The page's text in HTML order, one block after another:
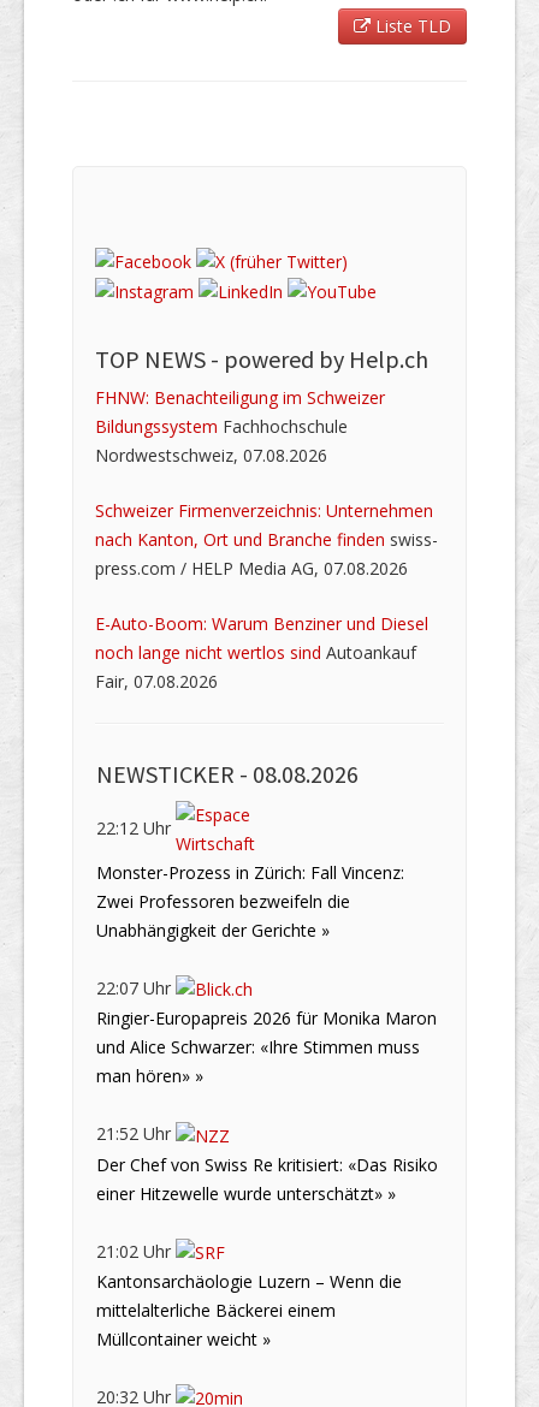
Liste TLD
TOP NEWS - powered by Help.ch
FHNW: Benachteiligung im Schweizer
Bildungssystem Fachhochschule
Nordwestschweiz, 07.08.2026
Schweizer Firmenverzeichnis: Unternehmen
nach Kanton, Ort und Branche finden swiss-
press.com / HELP Media AG, 07.08.2026
E-Auto-Boom: Warum Benziner und Diesel
noch lange nicht wertlos sind Autoankauf
Fair, 07.08.2026
NEWSTICKER - 08.08.2026
22:12 Uhr
Monster-Prozess in Zürich: Fall Vincenz:
Zwei Professoren bezweifeln die
Unabhängigkeit der Gerichte »
22:07 Uhr
Ringier-Europapreis 2026 für Monika Maron
und Alice Schwarzer: «Ihre Stimmen muss
man hören» »
21:52 Uhr
Der Chef von Swiss Re kritisiert: «Das Risiko
einer Hitzewelle wurde unterschätzt» »
21:02 Uhr
Kantonsarchäologie Luzern – Wenn die
mittelalterliche Bäckerei einem
Müllcontainer weicht »
20:32 Uhr